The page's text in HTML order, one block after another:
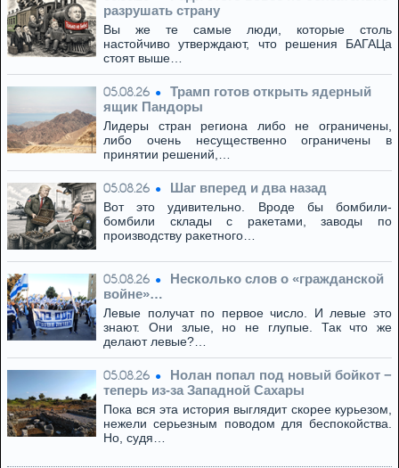
разрушать страну
Вы же те самые люди, которые столь
настойчиво утверждают, что решения БАГАЦа
стоят выше…
05.08.26
Трамп готов открыть ядерный
ящик Пандоры
Лидеры стран региона либо не ограничены,
либо очень несущественно ограничены в
принятии решений,…
05.08.26 Шаг вперед и два назад
Вот это удивительно. Вроде бы бомбили-
бомбили склады с ракетами, заводы по
производству ракетного…
05.08.26
Несколько слов о «гражданской
войне»…
Левые получат по первое число. И левые это
знают. Они злые, но не глупые. Так что же
делают левые?…
05.08.26
Нолан попал под новый бойкот −
теперь из‑за Западной Сахары
Пока вся эта история выглядит скорее курьезом,
нежели серьезным поводом для беспокойства.
Но, судя…